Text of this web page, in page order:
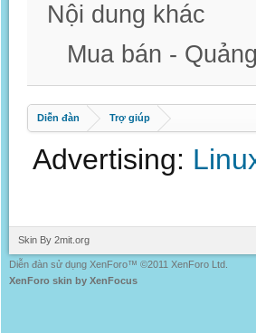
Nội dung khác
Mua bán -
Diễn đàn Trợ giúp
Advertising:
Skin By 2mit.org
Diễn đàn sử dụng XenForo™ ©2011 XenForo Ltd.
XenForo skin by XenFocus